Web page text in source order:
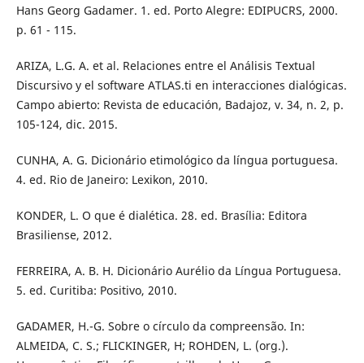
Hans Georg Gadamer. 1. ed. Porto Alegre: EDIPUCRS, 2000.
p. 61 - 115.
ARIZA, L.G. A. et al. Relaciones entre el Análisis Textual
Discursivo y el software ATLAS.ti en interacciones dialógicas.
Campo abierto: Revista de educación, Badajoz, v. 34, n. 2, p.
105-124, dic. 2015.
CUNHA, A. G. Dicionário etimológico da língua portuguesa.
4. ed. Rio de Janeiro: Lexikon, 2010.
KONDER, L. O que é dialética. 28. ed. Brasília: Editora
Brasiliense, 2012.
FERREIRA, A. B. H. Dicionário Aurélio da Língua Portuguesa.
5. ed. Curitiba: Positivo, 2010.
GADAMER, H.-G. Sobre o círculo da compreensão. In:
ALMEIDA, C. S.; FLICKINGER, H; ROHDEN, L. (org.).